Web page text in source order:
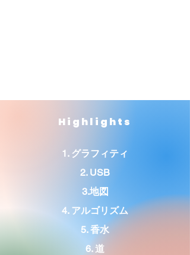
Highlights
1. グラフィティ
2. USB
3.地図
4. アルゴリズム
5. 香水
6. 道